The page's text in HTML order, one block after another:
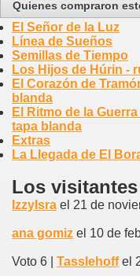
Quienes compraron
El Señor de la Luz
Línea de Sueños
Semillas de Tiempo
Los Hijos de Húrin -
El Corazón de
blanda
El Ritmo de la
tapa blanda
Extras
La Llegada de El
Los
IzzyIsra el 21 de
ana gomiz el 10 de
Voto 6 | Tasslehoffel